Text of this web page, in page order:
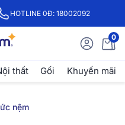
HOTLINE 0Đ: 18002092
0
thất Gối Khuyến mãi
nệm